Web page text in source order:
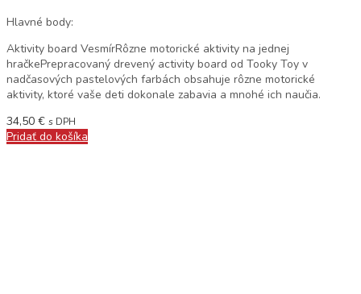
Hlavné body:
Aktivity board VesmírRôzne motorické aktivity na jednej
hračkePrepracovaný drevený activity board od Tooky Toy v
nadčasových pastelových farbách obsahuje rôzne motorické
aktivity, ktoré vaše deti dokonale zabavia a mnohé ich naučia.
34,50 € s DPH
Pridať do košíka